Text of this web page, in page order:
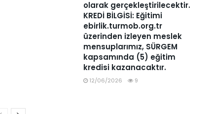
olarak gerçekleştirilecektir.
KREDİ BİLGİSİ: Eğitimi
ebirlik.turmob.org.tr
üzerinden izleyen meslek
mensuplarımız, SÜRGEM
kapsamında (5) eğitim
kredisi kazanacaktır.
12/06/2026 9